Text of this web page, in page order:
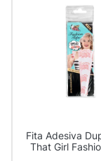
Fita Adesiva
That Girl